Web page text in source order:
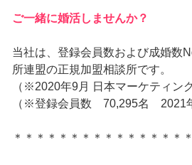
ご一緒に婚活しませんか？
当社は、登録会員数および成婚数
所連盟の正規加盟相談所です。
（※2020年9月 日本マーケティン
（※登録会員数 70,295名 2021
＊＊＊＊＊＊＊＊＊＊＊＊＊＊＊